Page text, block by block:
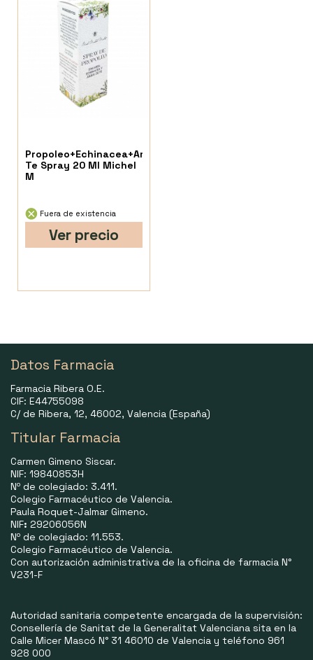
Propoleo+Echinacea+Arbol
Te Spray 20 Ml Michel
M
Fuera de existencia
Ver precio
Datos Farmacia
Farmacia Ribera O.E.
CIF: E44755098
C/ de Ribera, 12, 46002, Valencia (España)
Titular Farmacia
Carmen Gimeno Siscar.
NIF: 19840853H
Nº de colegiado: 3.411.
Colegio Farmacéutico de Valencia.
Paula Roquet-Jalmar Gimeno.
NIF: 29206056N
Nº de colegiado: 11.553.
Colegio Farmacéutico de Valencia.
Con autorización administrativa de la oficina de farmacia N°
V231-F
Autoridad sanitaria competente encargada de la supervisión:
Consellería de Sanitat de la Generalitat Valenciana sita en la
Calle Micer Mascó N° 31 46010 de Valencia y teléfono 961
928 000